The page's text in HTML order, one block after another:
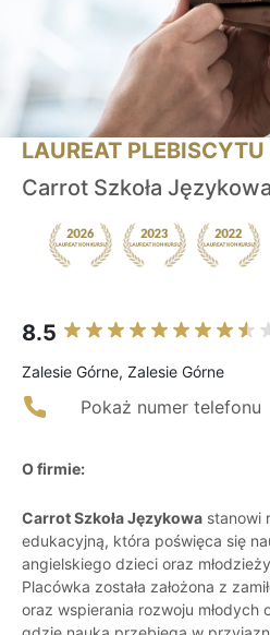
LAUREAT PLEBISCYTU
Carrot Szkoła Językowa
8.5
Zalesie Górne, Zalesie Górne
Pokaż numer telefonu
O firmie:
Carrot Szkoła Językowa stanowi
edukacyjną, która poświęca się
angielskiego dzieci oraz
Placówka została założona z
oraz wspierania rozwoju młodych